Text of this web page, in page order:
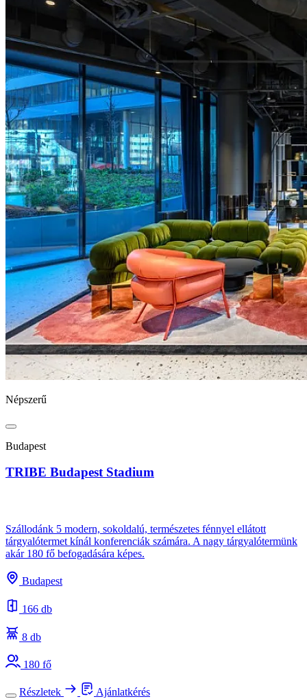
Népszerű
Budapest
TRIBE Budapest Stadium
Szállodánk 5 modern, sokoldalú, természetes fénnyel ellátott
tárgyalótermet kínál konferenciák számára. A nagy tárgyalótermünk
akár 180 fő befogadására képes.
Budapest
166 db
8 db
180 fő
Részletek Ajánlatkérés